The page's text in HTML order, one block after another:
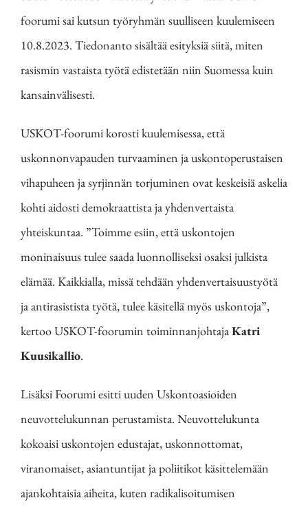
foorumi sai kutsun työryhmän suulliseen kuulemiseen
10.8.2023. Tiedonanto sisältää esityksiä siitä, miten
rasismin vastaista työtä edistetään niin Suomessa kuin
kansainvälisesti.
USKOT-foorumi korosti kuulemisessa, että
uskonnonvapauden turvaaminen ja uskontoperustaisen
vihapuheen ja syrjinnän torjuminen ovat keskeisiä askelia
kohti aidosti demokraattista ja yhdenvertaista
yhteiskuntaa. ”Toimme esiin, että uskontojen
moninaisuus tulee saada luonnolliseksi osaksi julkista
elämää. Kaikkialla, missä tehdään yhdenvertaisuustyötä
ja antirasistista työtä, tulee käsitellä myös uskontoja”,
kertoo USKOT-foorumin toiminnanjohtajaKatri
Kuusikallio.
Lisäksi Foorumi esitti uuden Uskontoasioiden
neuvottelukunnan perustamista. Neuvottelukunta
kokoaisi uskontojen edustajat, uskonnottomat,
viranomaiset, asiantuntijat ja poliitikot käsittelemään
ajankohtaisia aiheita, kuten radikalisoitumisen